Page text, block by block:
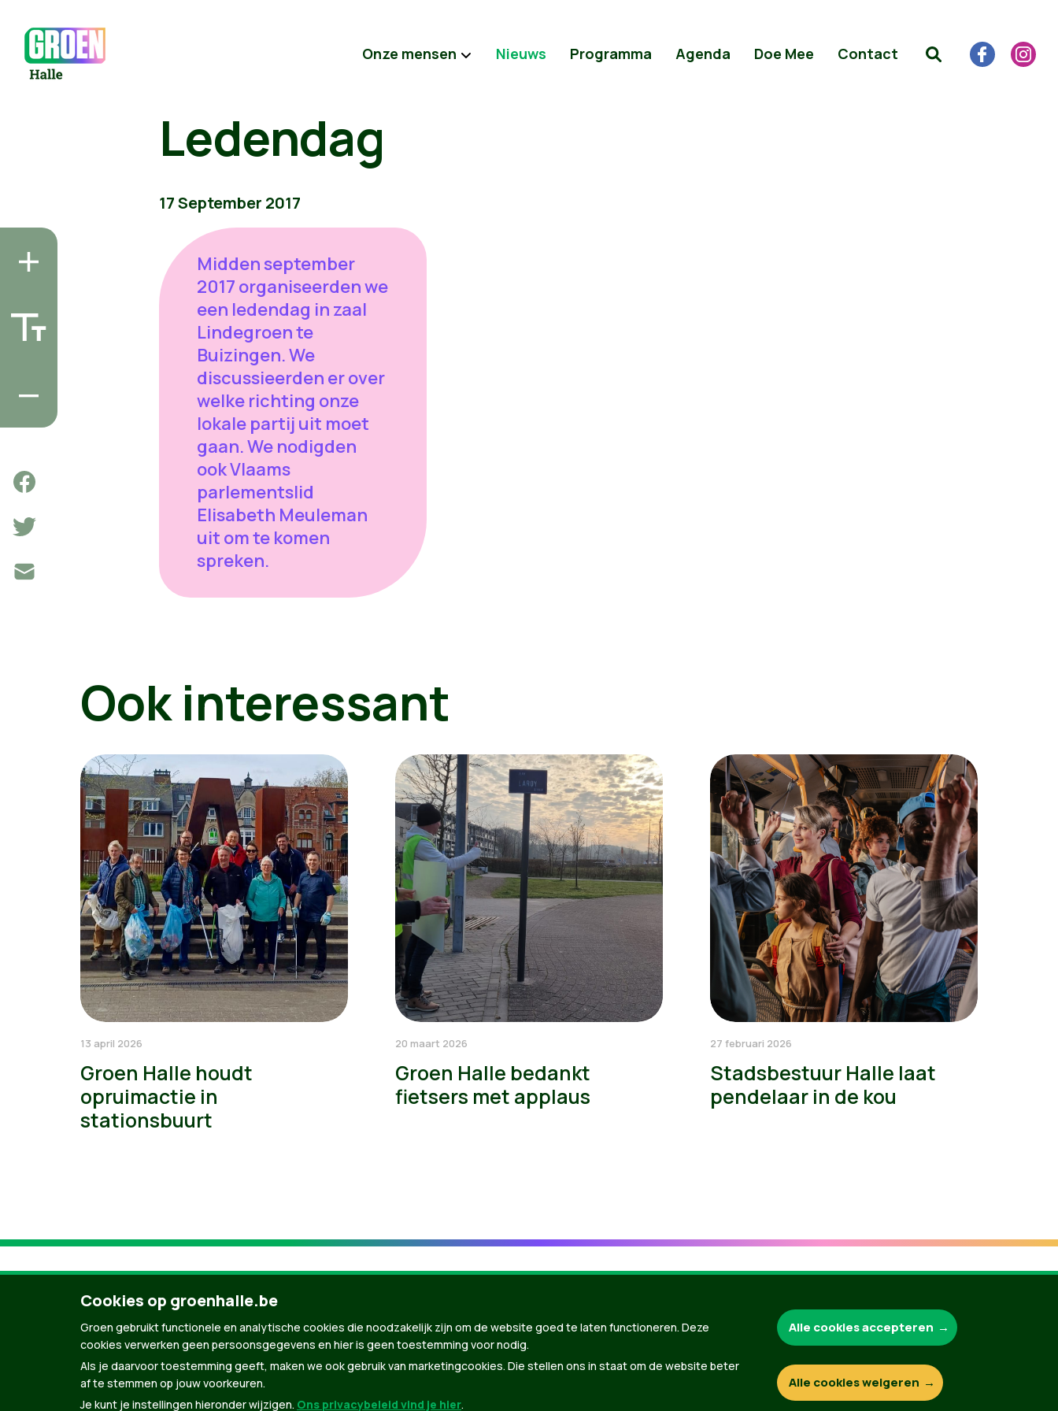
Onze mensen Nieuws Programma Agenda Doe Mee Contact
Ledendag
17 September 2017
Midden september
2017 organiseerden we
een ledendag in zaal
Lindegroen te
Buizingen. We
discussieerden er over
welke richting onze
lokale partij uit moet
gaan. We nodigden
ook Vlaams
parlementslid
Elisabeth Meuleman
uit om te komen
spreken.
Ook interessant
13 april 2026
Groen Halle houdt
opruimactie in
stationsbuurt
20 maart 2026
Groen Halle bedankt
fietsers met applaus
27 februari 2026
Stadsbestuur Halle laat
pendelaar in de kou
Groen.be
Cookies op groenhalle.be
Groen gebruikt functionele en analytische cookies die noodzakelijk zijn om de website goed te laten functioneren. Deze
cookies verwerken geen persoonsgegevens en hier is geen toestemming voor nodig.
Als je daarvoor toestemming geeft, maken we ook gebruik van marketingcookies. Die stellen ons in staat om de website beter
af te stemmen op jouw voorkeuren.
Je kunt je instellingen hieronder wijzigen. Ons privacybeleid vind je hier.
Alle cookies accepteren
Alle cookies weigeren